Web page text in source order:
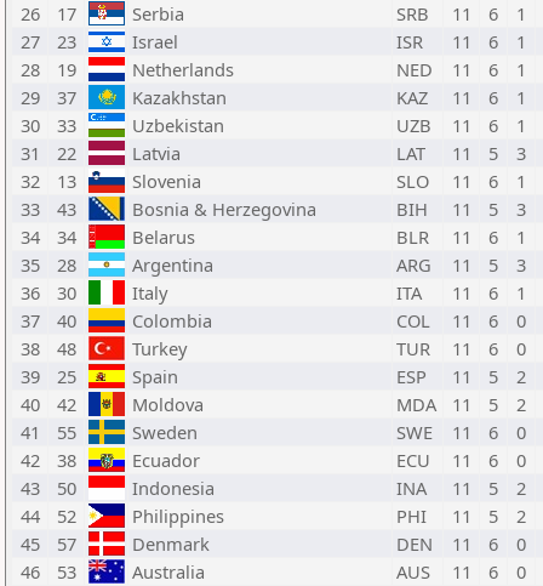
26
17 Serbia SRB 11 6
1
27
23 Israel ISR 11 6
1
28
19 Netherlands NED 11 6
1
29
37 Kazakhstan KAZ 11 6
1
30
33 Uzbekistan UZB 11 6
1
31
22 Latvia LAT 11 5
3
32
13 Slovenia SLO 11 6
1
33
43 Bosnia & Herzegovina BIH 11 5
3
34
34 Belarus BLR 11 6
1
35
28 Argentina ARG 11 5
3
36
30 Italy ITA 11 6
1
37
40 Colombia COL 11 6
0
38
48 Turkey TUR 11 6
0
39
25 Spain ESP 11 5
2
40
42 Moldova MDA 11 5
2
41
55 Sweden SWE 11 6
0
42
38 Ecuador ECU 11 6
0
43
50 Indonesia INA 11 5
2
44
52 Philippines PHI 11 5
2
45
57 Denmark DEN 11 6
0
46
53 Australia AUS 11 6
0